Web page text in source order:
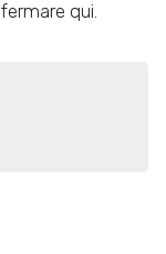
qui.